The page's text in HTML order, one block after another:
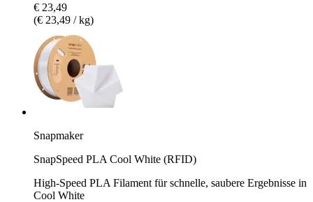
€ 23,49
(€ 23,49 / kg)
Snapmaker
SnapSpeed PLA Cool White (RFID)
High-Speed PLA Filament für schnelle, saubere Ergebnisse in
Cool White